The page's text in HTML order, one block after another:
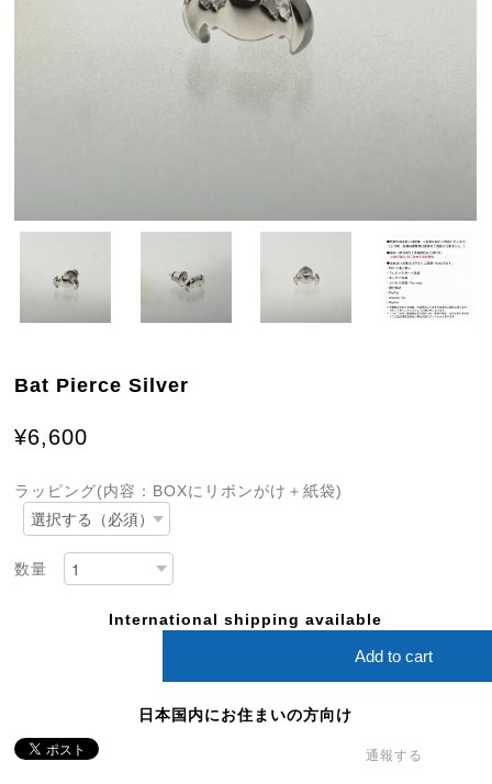
Bat Pierce Silver
¥6,600
ラッピング(内容：BOXにリボンがけ＋紙袋)
数量
International shipping available
Add to cart
日本国内にお住まいの方向け
通報する